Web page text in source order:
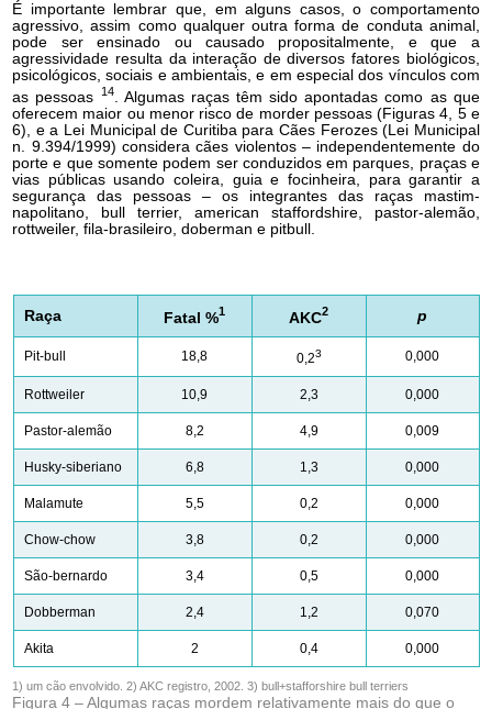
É importante lembrar que, em alguns casos, o comportamento
agressivo, assim como qualquer outra forma de conduta animal,
pode ser ensinado ou causado propositalmente, e que a
agressividade resulta da interação de diversos fatores biológicos,
psicológicos, sociais e ambientais, e em especial dos vínculos com
as pessoas
14. Algumas raças têm sido apontadas como as que
oferecem maior ou menor risco de morder pessoas (Figuras 4, 5 e
6), e a Lei Municipal de Curitiba para Cães Ferozes (Lei Municipal
n. 9.394/1999) considera cães violentos – independentemente do
porte e que somente podem ser conduzidos em parques, praças e
vias públicas usando coleira, guia e focinheira, para garantir a
segurança das pessoas – os integrantes das raças mastim-
napolitano, bull terrier, american staffordshire, pastor-alemão,
rottweiler, fila-brasileiro, doberman e pitbull.
Raça Fatal %1 AKC2 p
Pit-bull 18,8 0,23 0,000
Rottweiler 10,9 2,3 0,000
Pastor-alemão 8,2 4,9 0,009
Husky-siberiano 6,8 1,3 0,000
Malamute 5,5 0,2 0,000
Chow-chow 3,8 0,2 0,000
São-bernardo 3,4 0,5 0,000
Dobberman 2,4 1,2 0,070
Akita 2 0,4 0,000
1) um cão envolvido. 2) AKC registro, 2002. 3) bull+stafforshire bull terriers
Figura 4 – Algumas raças mordem relativamente mais do que o